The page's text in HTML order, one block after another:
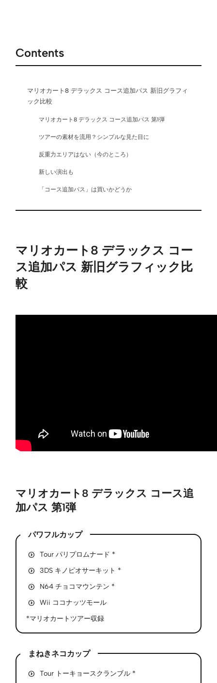
Contents
マリオカート8 デラックス コース追加パス 新旧グラフィ
ック比較
マリオカート8 デラックス コース追加パス 第1弾
ツアーの素材を流用？シンプルな見た目に
反重力エリアはない（今のところ）
新しい演出も
「コース追加パス」は買いかどうか
マリオカート8 デラックス コー
ス追加パス 新旧グラフィック比
較
マリオカート8 デラックス コース追
加パス 第1弾
パワフルカップ
Tour パリプロムナード *
3DS キノピオサーキット *
N64 チョコマウンテン *
Wii ココナッツモール
*マリオカートツアー収録
まねきネコカップ
Tour トーキョースクランブル *